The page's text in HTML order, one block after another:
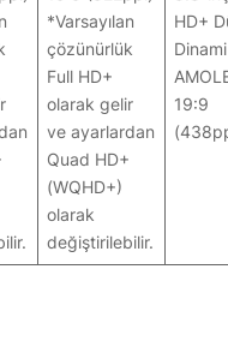
*Varsayılan
çözünürlük
Full HD+
olarak gelir
ve ayarlardan
Quad HD+
(WQHD+)
olarak
değiştirilebilir.
HD+
19:9